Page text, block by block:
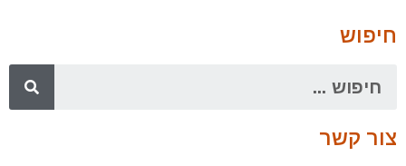
חיפוש
צור קשר